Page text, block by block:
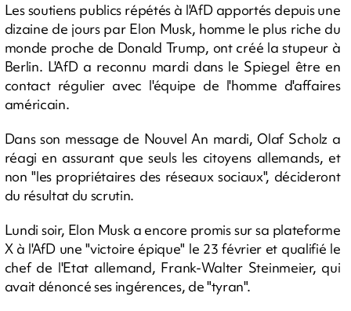
Les soutiens publics répétés à l'AfD apportés depuis une
dizaine de jours par Elon Musk, homme le plus riche du
monde proche de Donald Trump, ont créé la stupeur à
Berlin. L'AfD a reconnu mardi dans le Spiegel être en
contact régulier avec l'équipe de l'homme d'affaires
américain.
Dans son message de Nouvel An mardi, Olaf Scholz a
réagi en assurant que seuls les citoyens allemands, et
non "les propriétaires des réseaux sociaux", décideront
du résultat du scrutin.
Lundi soir, Elon Musk a encore promis sur sa plateforme
X à l'AfD une "victoire épique" le 23 février et qualifié le
chef de l'Etat allemand, Frank-Walter Steinmeier, qui
avait dénoncé ses ingérences, de "tyran".